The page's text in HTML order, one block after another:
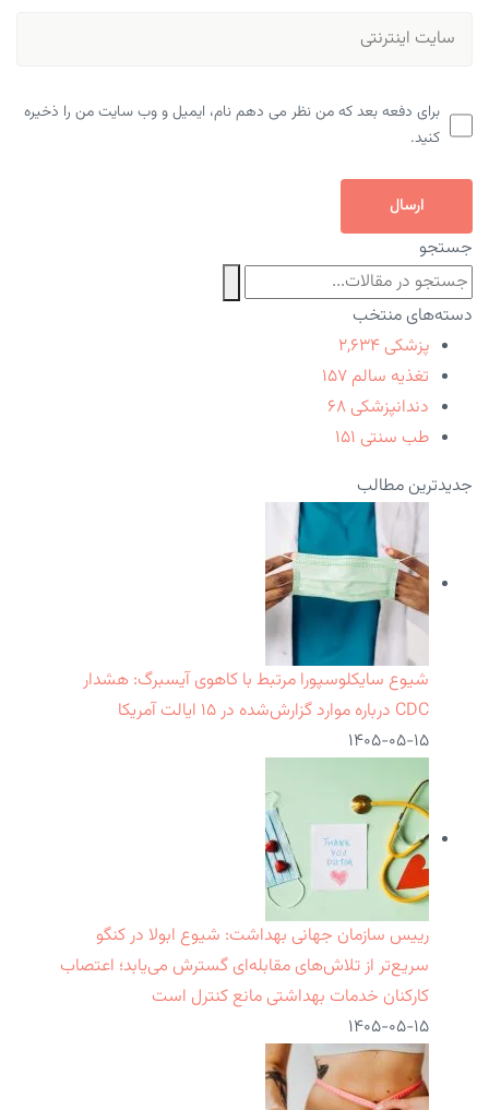
برای دفعه بعد که من نظر می دهم نام، ایمیل و وب سایت من را ذخیره
کنید.
ارسال
جستجو
دسته‌های منتخب
پزشکی ۲,۶۳۴
تغذیه سالم ۱۵۷
دندانپزشکی ۶۸
طب سنتی ۱۵۱
جدیدترین مطالب
شیوع سایکلوسپورا مرتبط با کاهوی آیسبرگ: هشدار
CDC درباره موارد گزارش‌شده در ۱۵ ایالت آمریکا
۱۴۰۵-۰۵-۱۵
رییس سازمان جهانی بهداشت: شیوع ابولا در کنگو
سریع‌تر از تلاش‌های مقابله‌ای گسترش می‌یابد؛ اعتصاب
کارکنان خدمات بهداشتی مانع کنترل است
۱۴۰۵-۰۵-۱۵